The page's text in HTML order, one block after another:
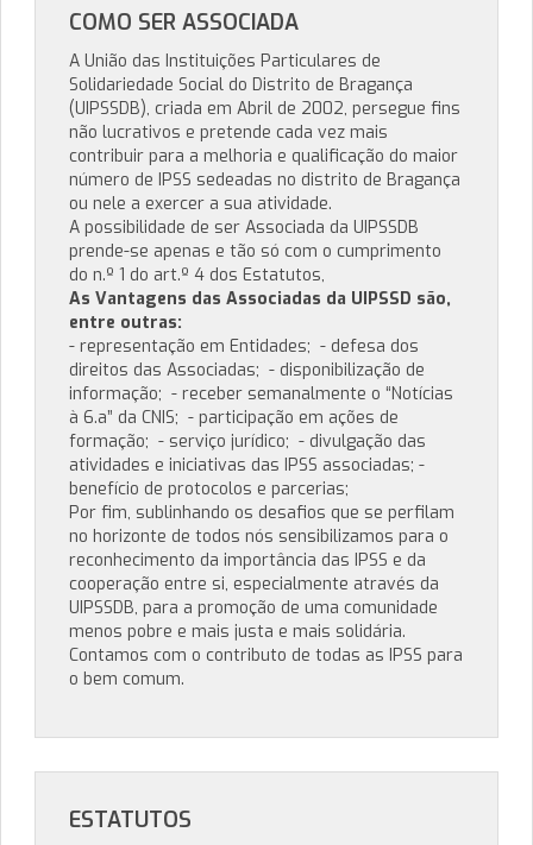
COMO SER ASSOCIADA
A União das Instituições Particulares de
Solidariedade Social do Distrito de Bragança
(UIPSSDB), criada em Abril de 2002, persegue fins
não lucrativos e pretende cada vez mais
contribuir para a melhoria e qualificação do maior
número de IPSS sedeadas no distrito de Bragança
ou nele a exercer a sua atividade.
A possibilidade de ser Associada da UIPSSDB
prende-se apenas e tão só com o cumprimento
do n.º 1 do art.º 4 dos Estatutos,
As Vantagens das Associadas da UIPSSD são,
entre outras:
- representação em Entidades; - defesa dos
direitos das Associadas; - disponibilização de
informação; - receber semanalmente o “Notícias
à 6.a” da CNIS; - participação em ações de
formação; - serviço jurídico; - divulgação das
atividades e iniciativas das IPSS associadas; -
benefício de protocolos e parcerias;
Por fim, sublinhando os desafios que se perfilam
no horizonte de todos nós sensibilizamos para o
reconhecimento da importância das IPSS e da
cooperação entre si, especialmente através da
UIPSSDB, para a promoção de uma comunidade
menos pobre e mais justa e mais solidária.
Contamos com o contributo de todas as IPSS para
o bem comum.
ESTATUTOS